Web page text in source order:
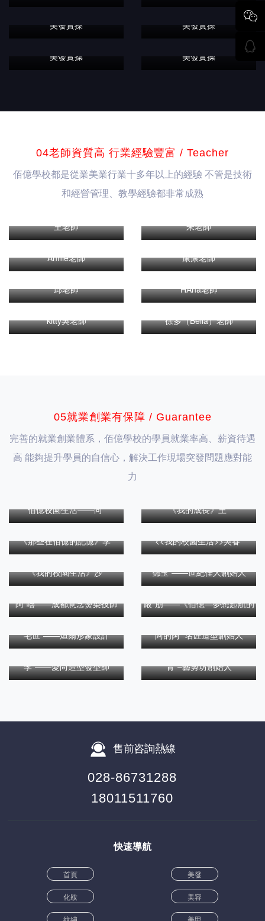
美發實操 美發實操
美發實操 美發實操
04老師資質高 行業經驗豐富 / Teacher
佰億學校都是從業美業行業十多年以上的經驗 不管是技術
和經營管理、教學經驗都非常成熟
王老師 朱老師
Annie老師 康康老師
邱老師 HAha老師
kitty吳老師 徐多（Bella）老師
05就業創業有保障 / Guarantee
完善的就業創業體系，佰億學校的學員就業率高、薪資待遇
高 能夠提升學員的自信心，解決工作現場突發問題應對能
力
佰億校園生活——向* 《我的成長》王*
《那些在佰億的記憶》李* <<我的校園生活>>吳春*
《我的校園生活》沙* 鄧玉*——世紀佳人創始人
阿*嚕——成都意念燙染技師
嚴*朋——《佰億—夢想起航的
地方》
毛世*——烜爾形象設計
阿的阿* 名匠造型創始人
李*——愛尚造型發型師 青*–藝剪坊創始人
售前咨詢熱線
028-86731288
18011511760
快速導航
首頁 美發
化妝 美容
紋繡 美甲